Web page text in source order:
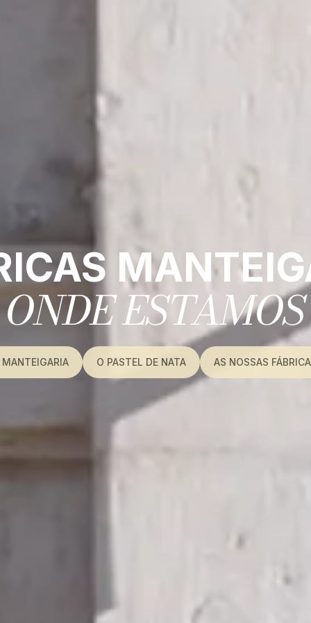
ONDE ESTAMOS
MANTEIGARIA O PASTEL DE NATA AS NOSSAS